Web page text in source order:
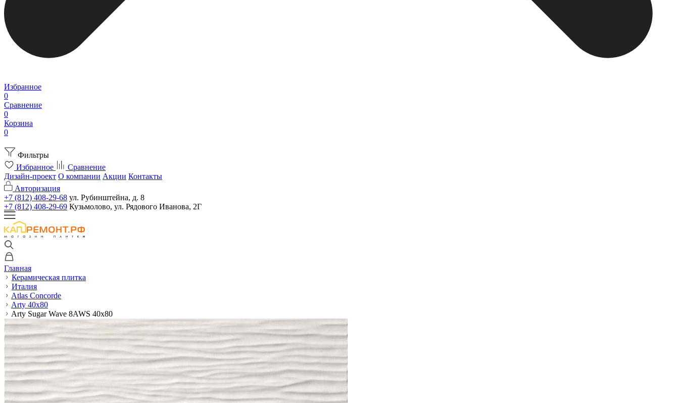
Избранное
0
Сравнение
0
Корзина
0
Фильтры
Избранное
Сравнение
Дизайн-проект О компании Акции Контакты
Авторизация
+7 (812) 408-29-68 ул. Рубинштейна, д. 8
+7 (812) 408-29-69 Кузьмолово, ул. Рядового Иванова, 2Г
Главная
Керамическая плитка
Италия
Atlas Concorde
Arty 40x80
Arty Sugar Wave 8AWS 40x80